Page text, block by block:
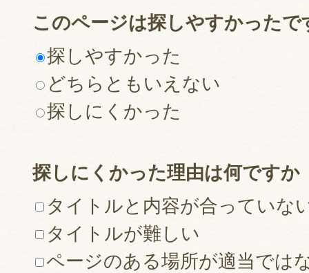
このページは探しやすかったで
探しやすかった
どちらともいえない
探しにくかった
探しにくかった理由は何ですか
タイトルと内容が合っていな
タイトルが難しい
ページのある場所が適当では